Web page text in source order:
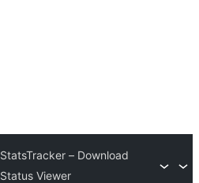
StatsTracker – Download
Status Viewer